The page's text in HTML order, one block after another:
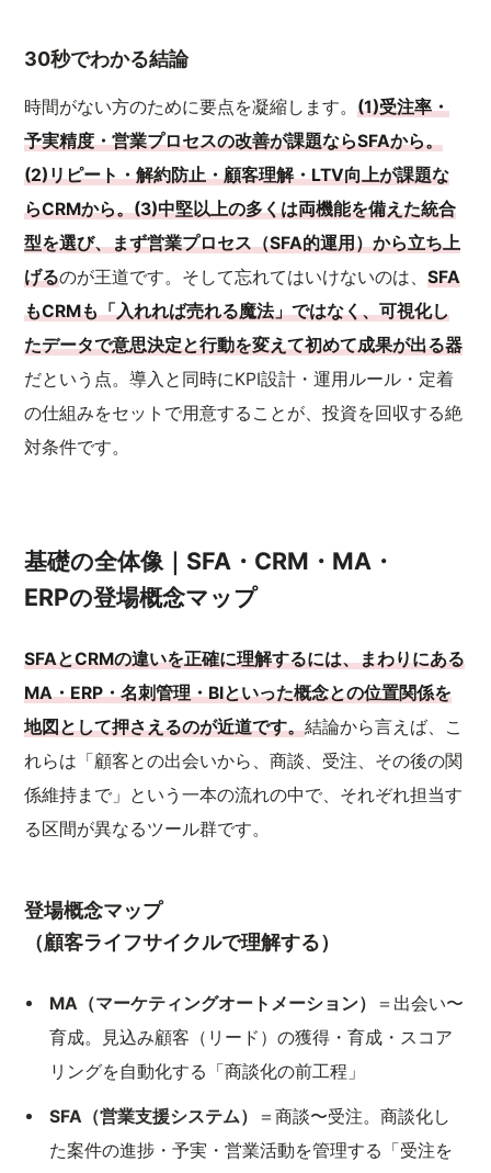
30秒でわかる結論
時間がない方のために要点を凝縮します。(1)受注率・
予実精度・営業プロセスの改善が課題ならSFAから。
(2)リピート・解約防止・顧客理解・LTV向上が課題な
らCRMから。(3)中堅以上の多くは両機能を備えた統合
型を選び、まず営業プロセス（SFA的運用）から立ち上
げるのが王道です。そして忘れてはいけないのは、SFA
もCRMも「入れれば売れる魔法」ではなく、可視化し
たデータで意思決定と行動を変えて初めて成果が出る器
だという点。導入と同時にKPI設計・運用ルール・定着
の仕組みをセットで用意することが、投資を回収する絶
対条件です。
基礎の全体像｜SFA・CRM・MA・
ERPの登場概念マップ
SFAとCRMの違いを正確に理解するには、まわりにある
MA・ERP・名刺管理・BIといった概念との位置関係を
地図として押さえるのが近道です。結論から言えば、こ
れらは「顧客との出会いから、商談、受注、その後の関
係維持まで」という一本の流れの中で、それぞれ担当す
る区間が異なるツール群です。
登場概念マップ
（顧客ライフサイクルで理解する）
MA（マーケティングオートメーション）
＝出会い〜
育成。見込み顧客（リード）の獲得・育成・スコア
リングを自動化する「商談化の前工程」
SFA（営業支援システム）
＝商談〜受注。商談化し
た案件の進捗・予実・営業活動を管理する「受注を